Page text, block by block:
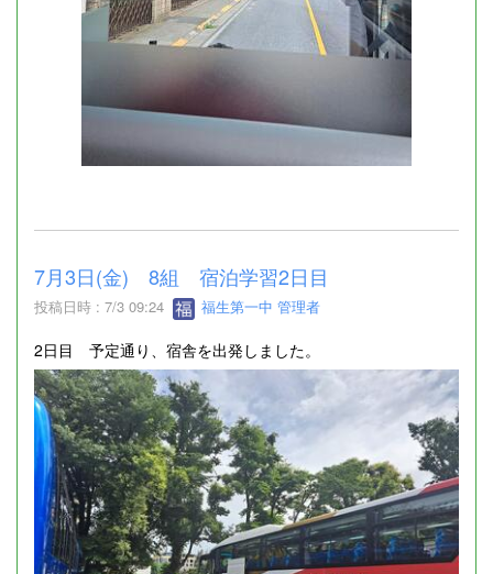
7月3日(金) 8組 宿泊学習2日目
投稿日時 : 7/3 09:24 福生第一中 管理者
2日目 予定通り、宿舎を出発しました。